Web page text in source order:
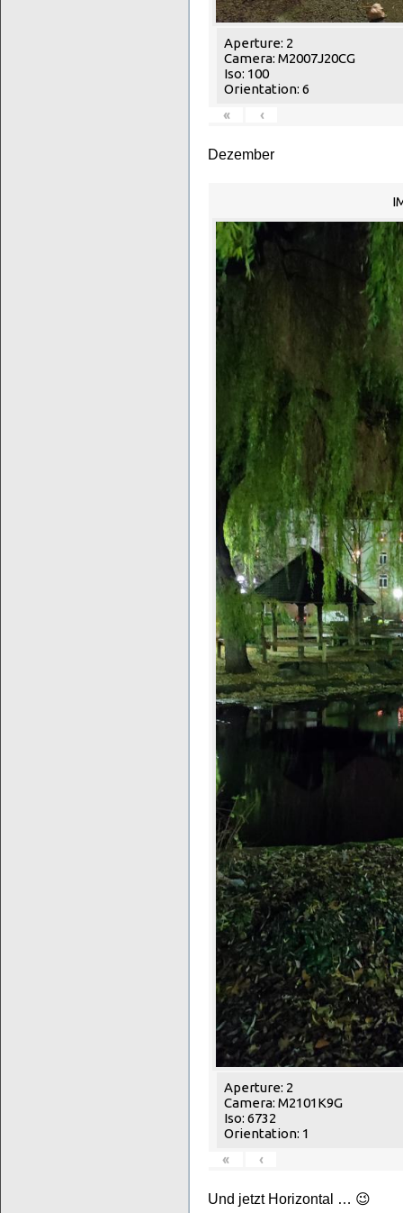
Aperture: 2
Camera: M2007J20CG
Iso: 100
Orientation: 6
«
‹
Dezember
Aperture: 2
Camera: M2101K9G
Iso: 6732
Orientation: 1
«
‹
Und jetzt Horizontal … 😉